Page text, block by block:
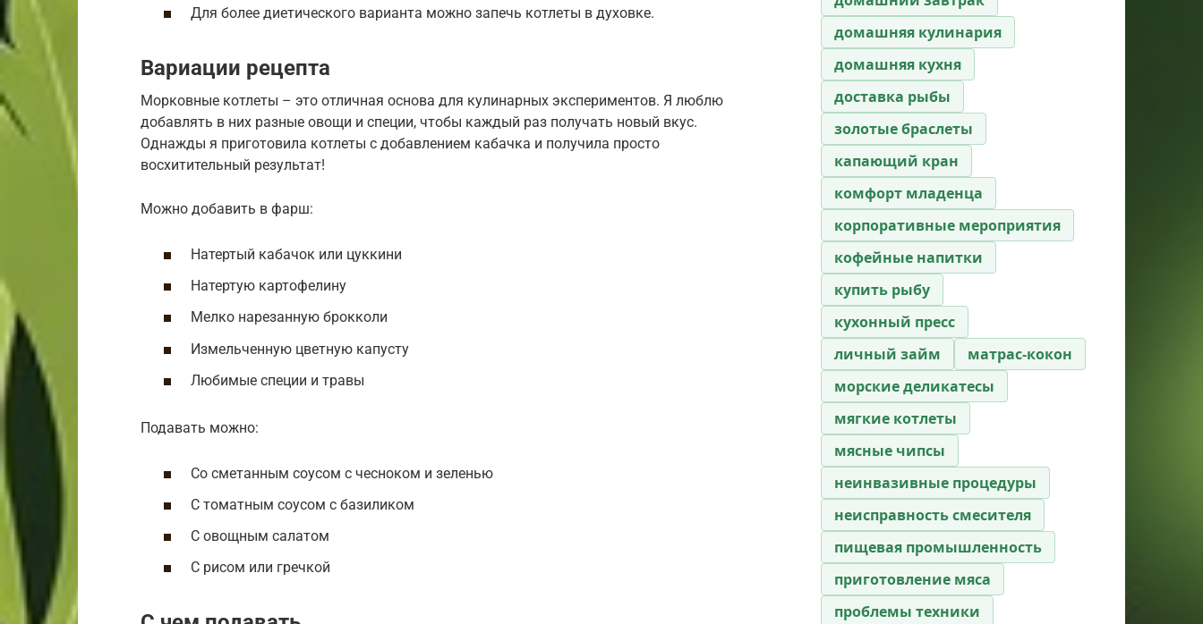
Для более диетического варианта можно запечь котлеты в духовке.
Вариации рецепта
Морковные котлеты – это отличная основа для кулинарных экспериментов. Я люблю
добавлять в них разные овощи и специи, чтобы каждый раз получать новый вкус.
Однажды я приготовила котлеты с добавлением кабачка и получила просто
восхитительный результат!
Можно добавить в фарш:
Натертый кабачок или цуккини
Натертую картофелину
Мелко нарезанную брокколи
Измельченную цветную капусту
Любимые специи и травы
Подавать можно:
Со сметанным соусом с чесноком и зеленью
С томатным соусом с базиликом
С овощным салатом
С рисом или гречкой
домашняя кулинария
домашняя кухня
доставка рыбы
золотые браслеты
капающий кран
комфорт младенца
корпоративные мероприятия
кофейные напитки
купить рыбу
кухонный пресс
личный займ
матрас-кокон
морские деликатесы
мягкие котлеты
мясные чипсы
неинвазивные процедуры
неисправность смесителя
пищевая промышленность
приготовление мяса
проблемы техники